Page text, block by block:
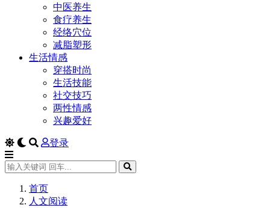
中医养生
食疗养生
经络穴位
减脂塑形
生活情感
穿搭时尚
生活技能
社交技巧
两性情感
兴趣爱好
登录
首页
人文阅读